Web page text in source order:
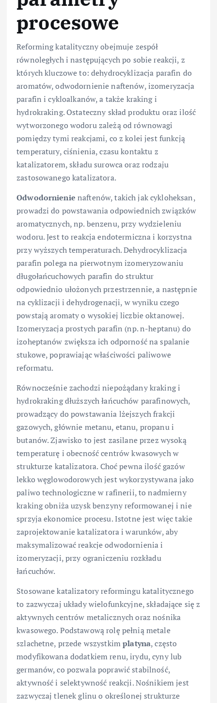
procesowe
Reforming katalityczny obejmuje zespół
równoległych i następujących po sobie reakcji, z
których kluczowe to: dehydrocyklizacja parafin do
aromatów, odwodornienie naftenów, izomeryzacja
parafin i cykloalkanów, a także kraking i
hydrokraking. Ostateczny skład produktu oraz ilość
wytworzonego wodoru zależą od równowagi
pomiędzy tymi reakcjami, co z kolei jest funkcją
temperatury, ciśnienia, czasu kontaktu z
katalizatorem, składu surowca oraz rodzaju
zastosowanego katalizatora.
Odwodornienie naftenów, takich jak cykloheksan,
prowadzi do powstawania odpowiednich związków
aromatycznych, np. benzenu, przy wydzieleniu
wodoru. Jest to reakcja endotermiczna i korzystna
przy wyższych temperaturach. Dehydrocyklizacja
parafin polega na pierwotnym izomeryzowaniu
długołańcuchowych parafin do struktur
odpowiednio ułożonych przestrzennie, a następnie
na cyklizacji i dehydrogenacji, w wyniku czego
powstają aromaty o wysokiej liczbie oktanowej.
Izomeryzacja prostych parafin (np. n-heptanu) do
izoheptanów zwiększa ich odporność na spalanie
stukowe, poprawiając właściwości paliwowe
reformatu.
Równocześnie zachodzi niepożądany kraking i
hydrokraking dłuższych łańcuchów parafinowych,
prowadzący do powstawania lżejszych frakcji
gazowych, głównie metanu, etanu, propanu i
butanów. Zjawisko to jest zasilane przez wysoką
temperaturę i obecność centrów kwasowych w
strukturze katalizatora. Choć pewna ilość gazów
lekko węglowodorowych jest wykorzystywana jako
paliwo technologiczne w rafinerii, to nadmierny
kraking obniża uzysk benzyny reformowanej i nie
sprzyja ekonomice procesu. Istotne jest więc takie
zaprojektowanie katalizatora i warunków, aby
maksymalizować reakcje odwodornienia i
izomeryzacji, przy ograniczeniu rozkładu
łańcuchów.
Stosowane katalizatory reformingu katalitycznego
to zazwyczaj układy wielofunkcyjne, składające się z
aktywnych centrów metalicznych oraz nośnika
kwasowego. Podstawową rolę pełnią metale
szlachetne, przede wszystkimplatyna, często
modyfikowana dodatkiem renu, irydu, cyny lub
germanów, co pozwala poprawić stabilność,
aktywność i selektywność reakcji. Nośnikiem jest
zazwyczaj tlenek glinu o określonej strukturze